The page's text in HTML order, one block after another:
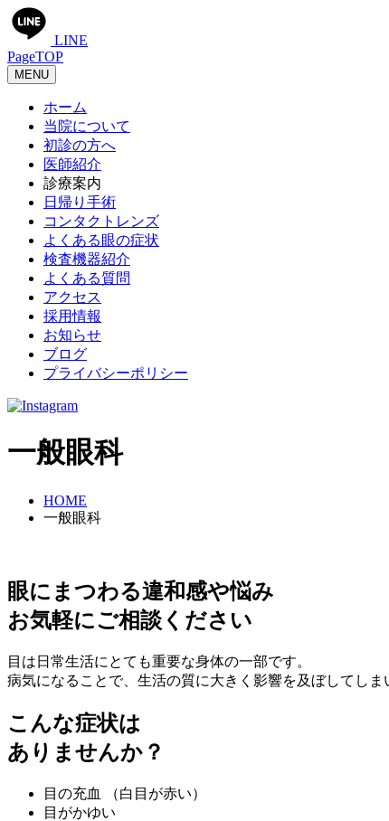
LINE
PageTOP
MENU
ホーム
当院について
初診の方へ
医師紹介
診療案内
日帰り手術
コンタクトレンズ
よくある眼の症状
検査機器紹介
よくある質問
アクセス
採用情報
お知らせ
ブログ
プライバシーポリシー
一般眼科
HOME
一般眼科
眼にまつわる違和感や悩み
お気軽にご相談ください
目は日常生活にとても重要な身体の一部です。
病気になることで、生活の質に大きく影響を及ぼしてし
こんな症状は
ありませんか？
目の充血 （白目が赤い）
目がかゆい